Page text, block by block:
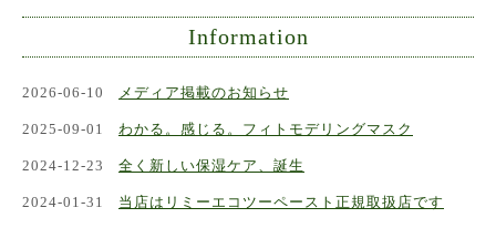
Information
2026-06-10 メディア掲載のお知らせ
2025-09-01 わかる。感じる。フィトモデリングマスク
2024-12-23 全く新しい保湿ケア、誕生
2024-01-31 当店はリミーエコツーペースト正規取扱店です